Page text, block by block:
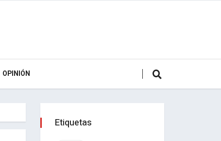
OPINIÓN
Etiquetas